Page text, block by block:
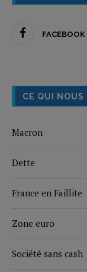
FACEBOOK
CE QUI NOUS
Macron
Dette
France en Faillite
Zone euro
Société sans cash